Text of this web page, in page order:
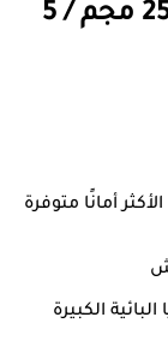
زوبليكت 250 مجم / 5
أمانًا متوفرة
الكبيرة